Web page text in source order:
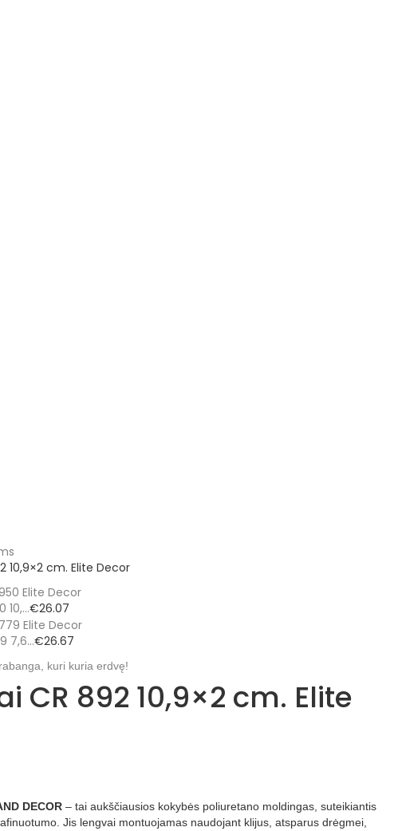
10,9×2 cm. Elite Decor
10,...€26.07
7,6...€26.67
CR 892 10,9×2 cm. Elite
DECOR– tai aukščiausios kokybės poliuretano moldingas, suteikiantis
Jis lengvai montuojamas naudojant klijus, atsparus drėgmei,